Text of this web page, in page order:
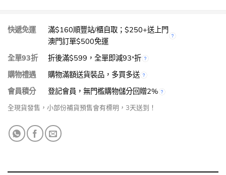
快遞免運
滿$160順豐站/櫃自取；$250+送上門
澳門訂單$500免運
全單93折
折後滿$599，全單即減93*折
購物禮遇
購物滿額送貨裝品，多買多送
會員積分
登記會員，無門檻購物儲分回贈2%
全現貨發售，小部份補貨預售會有標明，3天送到！